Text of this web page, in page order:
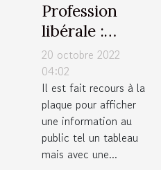
Profession
libérale :
Afficher une
plaque
expressive!
20 octobre 2022
04:02
Il est fait recours à la
plaque pour afficher
une information au
public tel un tableau
mais avec une...